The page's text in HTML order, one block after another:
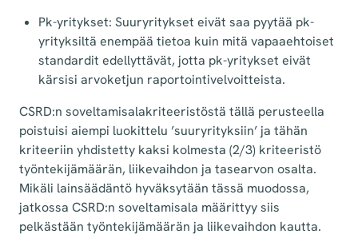
Pk-yritykset: Suuryritykset eivät saa pyytää pk-
yrityksiltä enempää tietoa kuin mitä vapaaehtoiset
standardit edellyttävät, jotta pk-yritykset eivät
kärsisi arvoketjun raportointivelvoitteista.
CSRD:n soveltamisalakriteeristöstä tällä perusteella
poistuisi aiempi luokittelu ’suuryrityksiin’ ja tähän
kriteeriin yhdistetty kaksi kolmesta (2/3) kriteeristö
työntekijämäärän, liikevaihdon ja tasearvon osalta.
Mikäli lainsäädäntö hyväksytään tässä muodossa,
jatkossa CSRD:n soveltamisala määrittyy siis
pelkästään työntekijämäärän ja liikevaihdon kautta.